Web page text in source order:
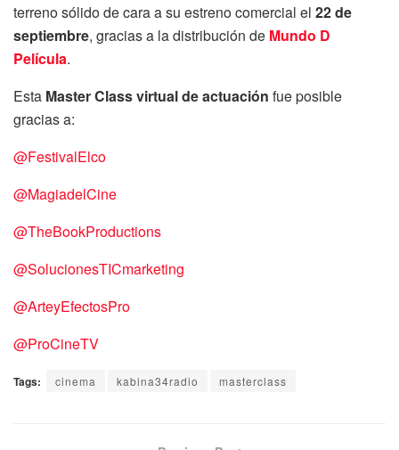
terreno sólido de cara a su estreno comercial el 22 de
septiembre, gracias a la distribución de Mundo D
Película.
Esta Master Class virtual de actuación fue posible
gracias a:
@FestivalElco
@MagiadelCine
@TheBookProductions
@SolucionesTICmarketing
@ArteyEfectosPro
@ProCineTV
Tags: cinema kabina34radio masterclass